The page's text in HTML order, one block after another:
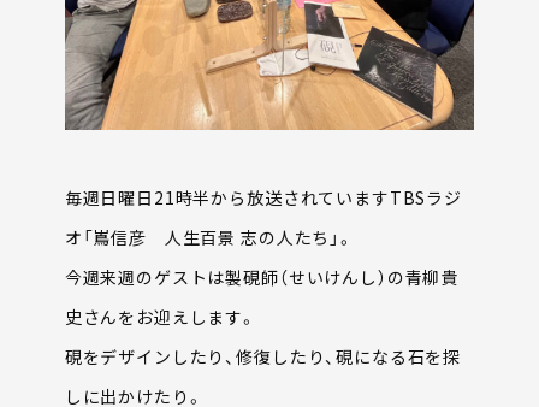
毎週日曜日21時半から放送されていますTBSラジ
オ「嶌信彦 人生百景 志の人たち」。
今週来週のゲストは製硯師（せいけんし）の青柳貴
史さんをお迎えします。
硯をデザインしたり、修復したり、硯になる石を探
しに出かけたり。